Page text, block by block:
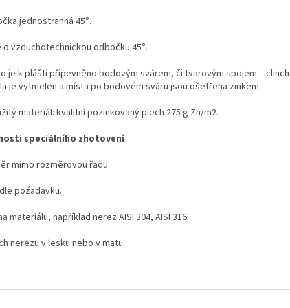
jednostranná 45°.
o vzduchotechnickou odbočku 45°.
je k plášti připevněno bodovým svárem, či tvarovým spojem –
je vytmelen a místa po bodovém sváru jsou ošetřena zinkem.
materiál: kvalitní pozinkovaný plech 275 g Zn/m2.
speciálního zhotovení
mimo rozměrovou řadu.
požadavku.
materiálu, například nerez AISI 304, AISI 316.
nerezu v lesku nebo v matu.